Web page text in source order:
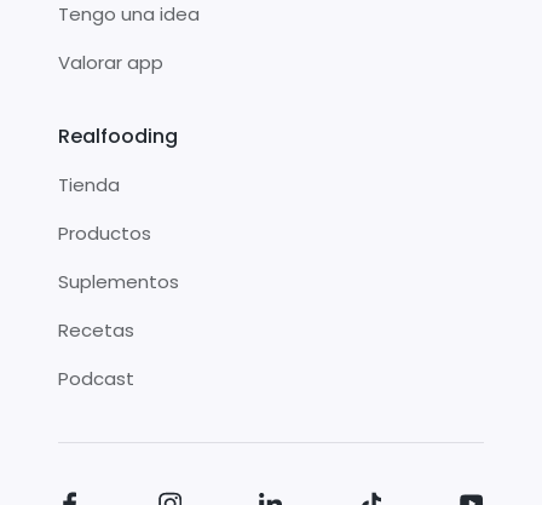
Tengo una idea
Valorar app
Realfooding
Tienda
Productos
Suplementos
Recetas
Podcast